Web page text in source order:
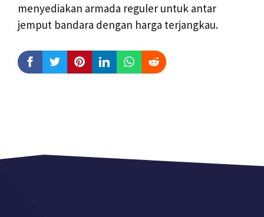
menyediakan armada reguler untuk antar
jemput bandara dengan harga terjangkau.